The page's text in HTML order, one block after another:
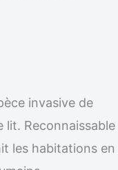
invasive de
lit. Reconnaissable
les habitations en